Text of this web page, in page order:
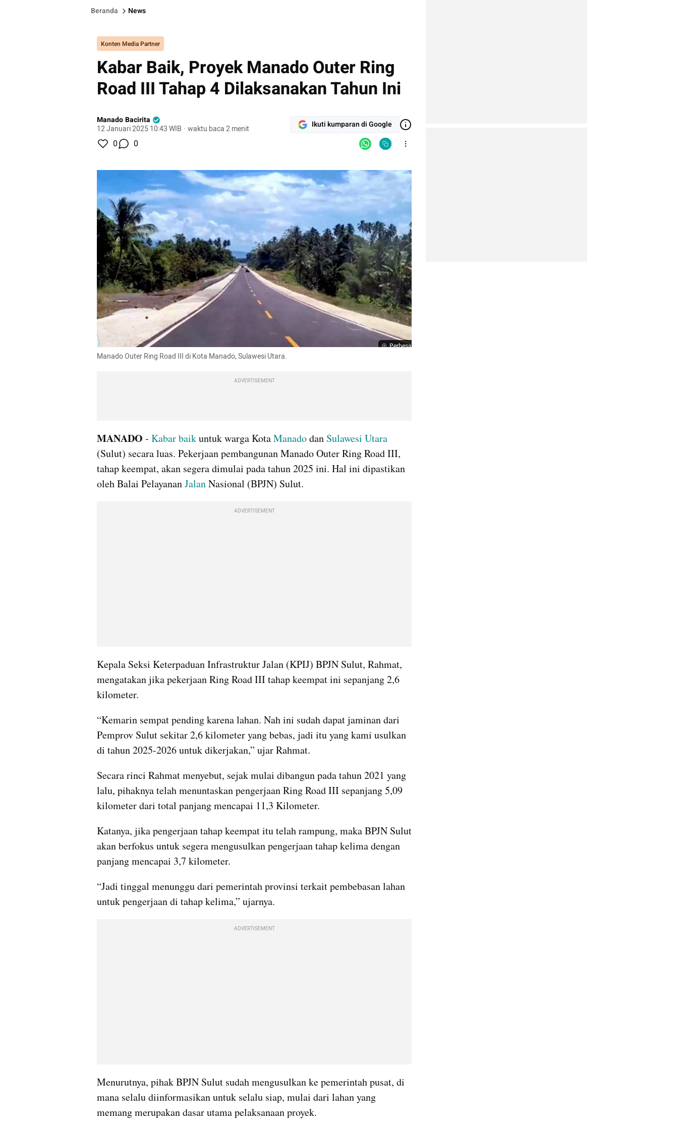
Beranda News
Konten Media Partner
Kabar Baik, Proyek Manado Outer Ring
Road III Tahap 4 Dilaksanakan Tahun Ini
Manado Bacirita
12 Januari 2025 10:43 WIB · waktu baca 2 menit Ikuti kumparan di Google
0 0
Perbesar
Manado Outer Ring Road III di Kota Manado, Sulawesi Utara.
ADVERTISEMENT
MANADO - Kabar baik untuk warga Kota Manado dan Sulawesi Utara
(Sulut) secara luas. Pekerjaan pembangunan Manado Outer Ring Road III,
tahap keempat, akan segera dimulai pada tahun 2025 ini. Hal ini dipastikan
oleh Balai Pelayanan Jalan Nasional (BPJN) Sulut.
ADVERTISEMENT
Kepala Seksi Keterpaduan Infrastruktur Jalan (KPIJ) BPJN Sulut, Rahmat,
mengatakan jika pekerjaan Ring Road III tahap keempat ini sepanjang 2,6
kilometer.
“Kemarin sempat pending karena lahan. Nah ini sudah dapat jaminan dari
Pemprov Sulut sekitar 2,6 kilometer yang bebas, jadi itu yang kami usulkan
di tahun 2025-2026 untuk dikerjakan,” ujar Rahmat.
Secara rinci Rahmat menyebut, sejak mulai dibangun pada tahun 2021 yang
lalu, pihaknya telah menuntaskan pengerjaan Ring Road III sepanjang 5,09
kilometer dari total panjang mencapai 11,3 Kilometer.
Katanya, jika pengerjaan tahap keempat itu telah rampung, maka BPJN Sulut
akan berfokus untuk segera mengusulkan pengerjaan tahap kelima dengan
panjang mencapai 3,7 kilometer.
“Jadi tinggal menunggu dari pemerintah provinsi terkait pembebasan lahan
untuk pengerjaan di tahap kelima,” ujarnya.
ADVERTISEMENT
Menurutnya, pihak BPJN Sulut sudah mengusulkan ke pemerintah pusat, di
mana selalu diinformasikan untuk selalu siap, mulai dari lahan yang
memang merupakan dasar utama pelaksanaan proyek.